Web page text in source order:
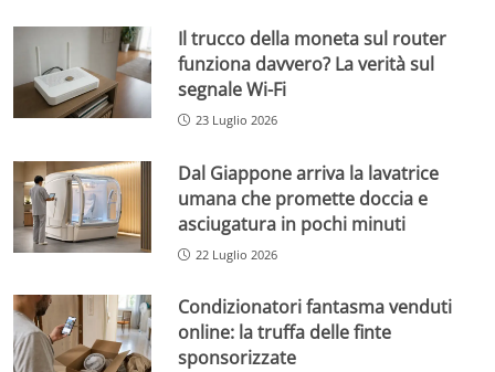
Il trucco della moneta sul router
funziona davvero? La verità sul
segnale Wi-Fi
23 Luglio 2026
Dal Giappone arriva la lavatrice
umana che promette doccia e
asciugatura in pochi minuti
22 Luglio 2026
Condizionatori fantasma venduti
online: la truffa delle finte
sponsorizzate